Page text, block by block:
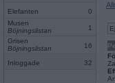
Elefanten
0
Musen
Böjningslistan
1
Grisen
Böjningslistan
16
Inloggade 32